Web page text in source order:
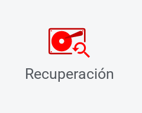
Recuperación